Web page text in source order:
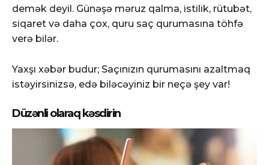
demək deyil. Günəşə məruz qalma, istilik, rütubət,
siqaret və daha çox, quru saç qurumasına töhfə
verə bilər.
Yaxşı xəbər budur; Saçınızın qurumasını azaltmaq
istəyirsinizsə, edə biləcəyiniz bir neçə şey var!
Düzənli olaraq kəsdirin